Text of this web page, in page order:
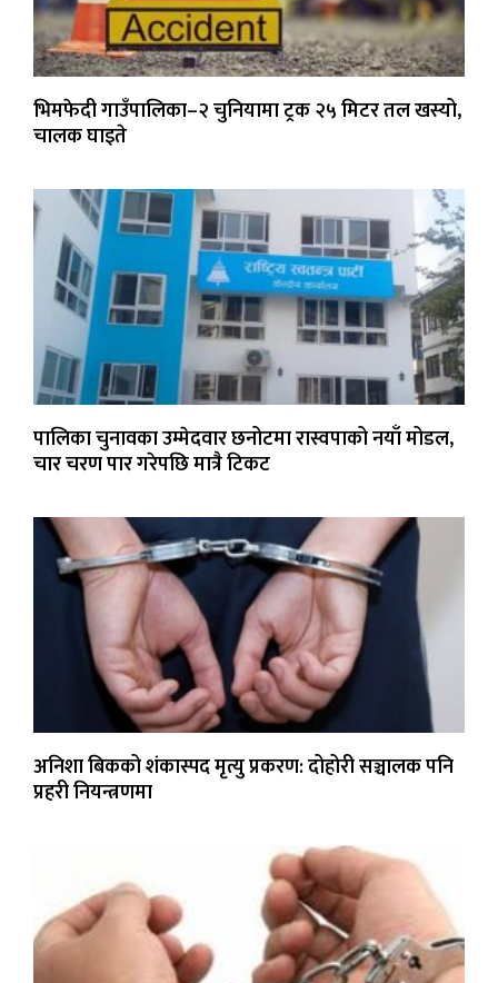
भिमफेदी गाउँपालिका–२ चुनियामा ट्रक २५ मिटर तल खस्यो,
चालक घाइते
पालिका चुनावका उम्मेदवार छनोटमा रास्वपाको नयाँ मोडल,
चार चरण पार गरेपछि मात्रै टिकट
अनिशा बिकको शंकास्पद मृत्यु प्रकरण: दोहोरी सञ्चालक पनि
प्रहरी नियन्त्रणमा